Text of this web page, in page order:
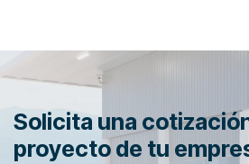
Solicita una
proyecto de tu